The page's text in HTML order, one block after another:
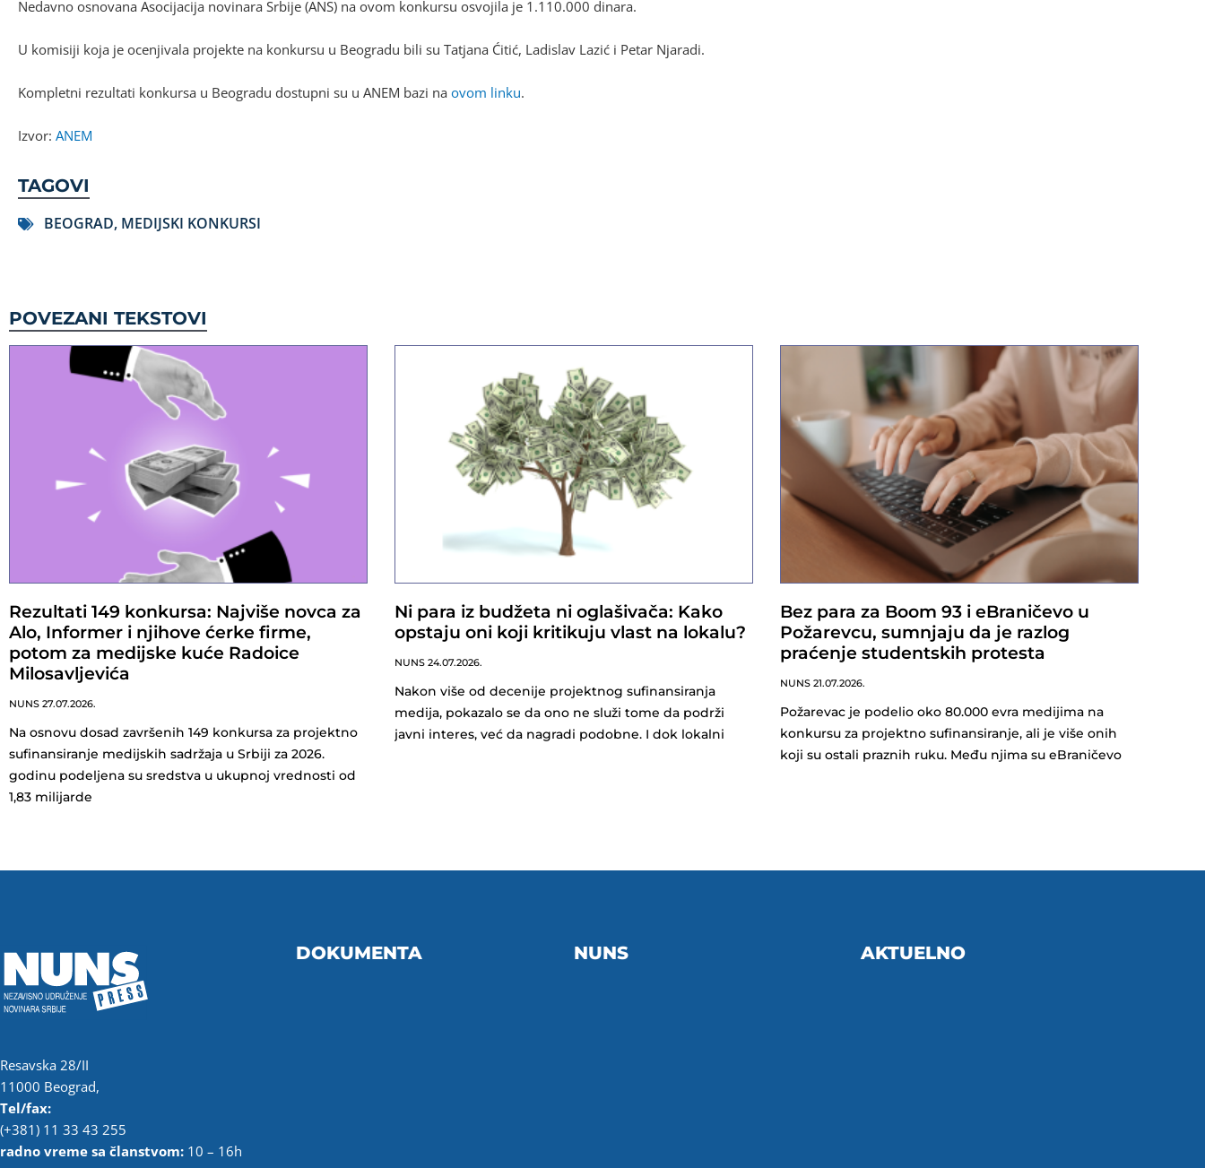
Nedavno osnovana Asocijacija novinara Srbije (ANS) na ovom konkursu osvojila je 1.110.000 dinara.
U komisiji koja je ocenjivala projekte na konkursu u Beogradu bili su Tatjana Ćitić, Ladislav Lazić i Petar Njaradi.
Kompletni rezultati konkursa u Beogradu dostupni su u ANEM bazi na ovom linku.
Izvor: ANEM
TAGOVI
BEOGRAD, MEDIJSKI KONKURSI
POVEZANI TEKSTOVI
Rezultati 149 konkursa: Najviše novca za
Alo, Informer i njihove ćerke firme,
potom za medijske kuće Radoice
Milosavljevića
NUNS 27.07.2026.
Na osnovu dosad završenih 149 konkursa za projektno
sufinansiranje medijskih sadržaja u Srbiji za 2026.
godinu podeljena su sredstva u ukupnoj vrednosti od
1,83 milijarde
Ni para iz budžeta ni oglašivača: Kako
opstaju oni koji kritikuju vlast na lokalu?
NUNS 24.07.2026.
Nakon više od decenije projektnog sufinansiranja
medija, pokazalo se da ono ne služi tome da podrži
javni interes, već da nagradi podobne. I dok lokalni
Bez para za Boom 93 i eBraničevo u
Požarevcu, sumnjaju da je razlog
praćenje studentskih protesta
NUNS 21.07.2026.
Požarevac je podelio oko 80.000 evra medijima na
konkursu za projektno sufinansiranje, ali je više onih
koji su ostali praznih ruku. Među njima su eBraničevo
Resavska 28/II
11000 Beograd,
Tel/fax:
(+381) 11 33 43 255
radno vreme sa članstvom: 10 – 16h
DOKUMENTA NUNS AKTUELNO